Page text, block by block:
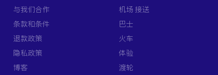
与我们合作
条款和条件
退款政策
隐私政策
博客
机场 接送
巴士
火车
体验
渡轮